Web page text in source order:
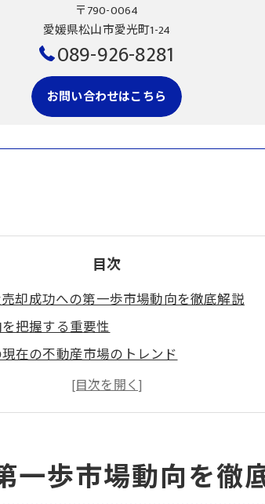
〒790-0064
愛媛県松山市愛光町1-24
089-926-8281
お問い合わせはこちら
目次
却成功への第一歩市場動向を徹底解説
把握する重要性
在の不動産市場のトレンド
高めるための市場分析
タから学ぶ市場の変化
来を見据えた市場予測
売却で適正価格を決める重要性
一歩市場動向を徹